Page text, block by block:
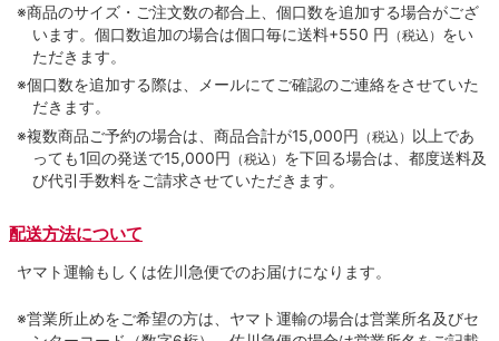
※商品のサイズ・ご注文数の都合上、個口数を追加する場合がござ
います。個口数追加の場合は個口毎に送料+550 円 （税込） をい
ただきます。
※個口数を追加する際は、メールにてご確認のご連絡をさせていた
だきます。
※複数商品ご予約の場合は、商品合計が15,000円 （税込） 以上であ
っても1回の発送で15,000円 （税込） を下回る場合は、都度送料及
び代引手数料をご請求させていただきます。
配送方法について
ヤマト運輸もしくは佐川急便でのお届けになります。
※営業所止めをご希望の方は、ヤマト運輸の場合は営業所名及びセ